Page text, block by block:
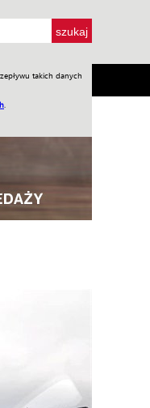
takich danych